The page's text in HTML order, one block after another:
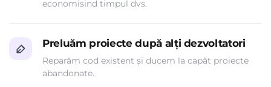
economisind timpul dvs.
Preluăm proiecte după alți dezvoltatori
Reparăm cod existent și ducem la capăt proiecte
abandonate.